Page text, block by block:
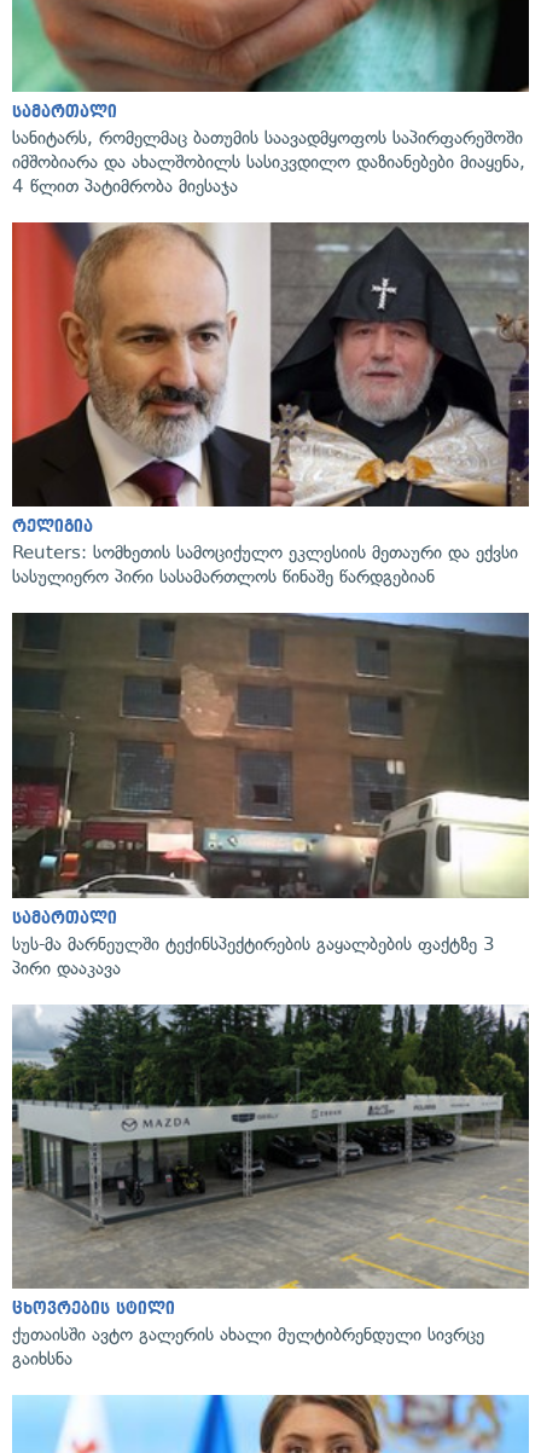
სამართალი
სანიტარს, რომელმაც ბათუმის საავადმყოფოს საპირფარეშოში
იმშობიარა და ახალშობილს სასიკვდილო დაზიანებები მიაყენა,
4 წლით პატიმრობა მიესაჯა
რელიგია
Reuters: სომხეთის სამოციქულო ეკლესიის მეთაური და ექვსი
სასულიერო პირი სასამართლოს წინაშე წარდგებიან
სამართალი
სუს-მა მარნეულში ტექინსპექტირების გაყალბების ფაქტზე 3
პირი დააკავა
ცხოვრების სტილი
ქუთაისში ავტო გალერის ახალი მულტიბრენდული სივრცე
გაიხსნა